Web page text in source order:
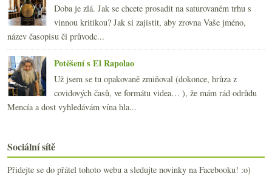
Doba je zlá. Jak se chcete prosadit na saturovaném trhu s
vinnou kritikou? Jak si zajistit, aby zrovna Vaše jméno,
název časopisu či průvodc...
Potěšení s El Rapolao
Už jsem se tu opakovaně zmiňoval (dokonce, hrůza z
covidových časů, ve formátu videa… ), že mám rád odrůdu
Mencía a dost vyhledávám vína hla...
Sociální sítě
Přidejte se do přátel tohoto webu a sledujte novinky na Facebooku! :o)